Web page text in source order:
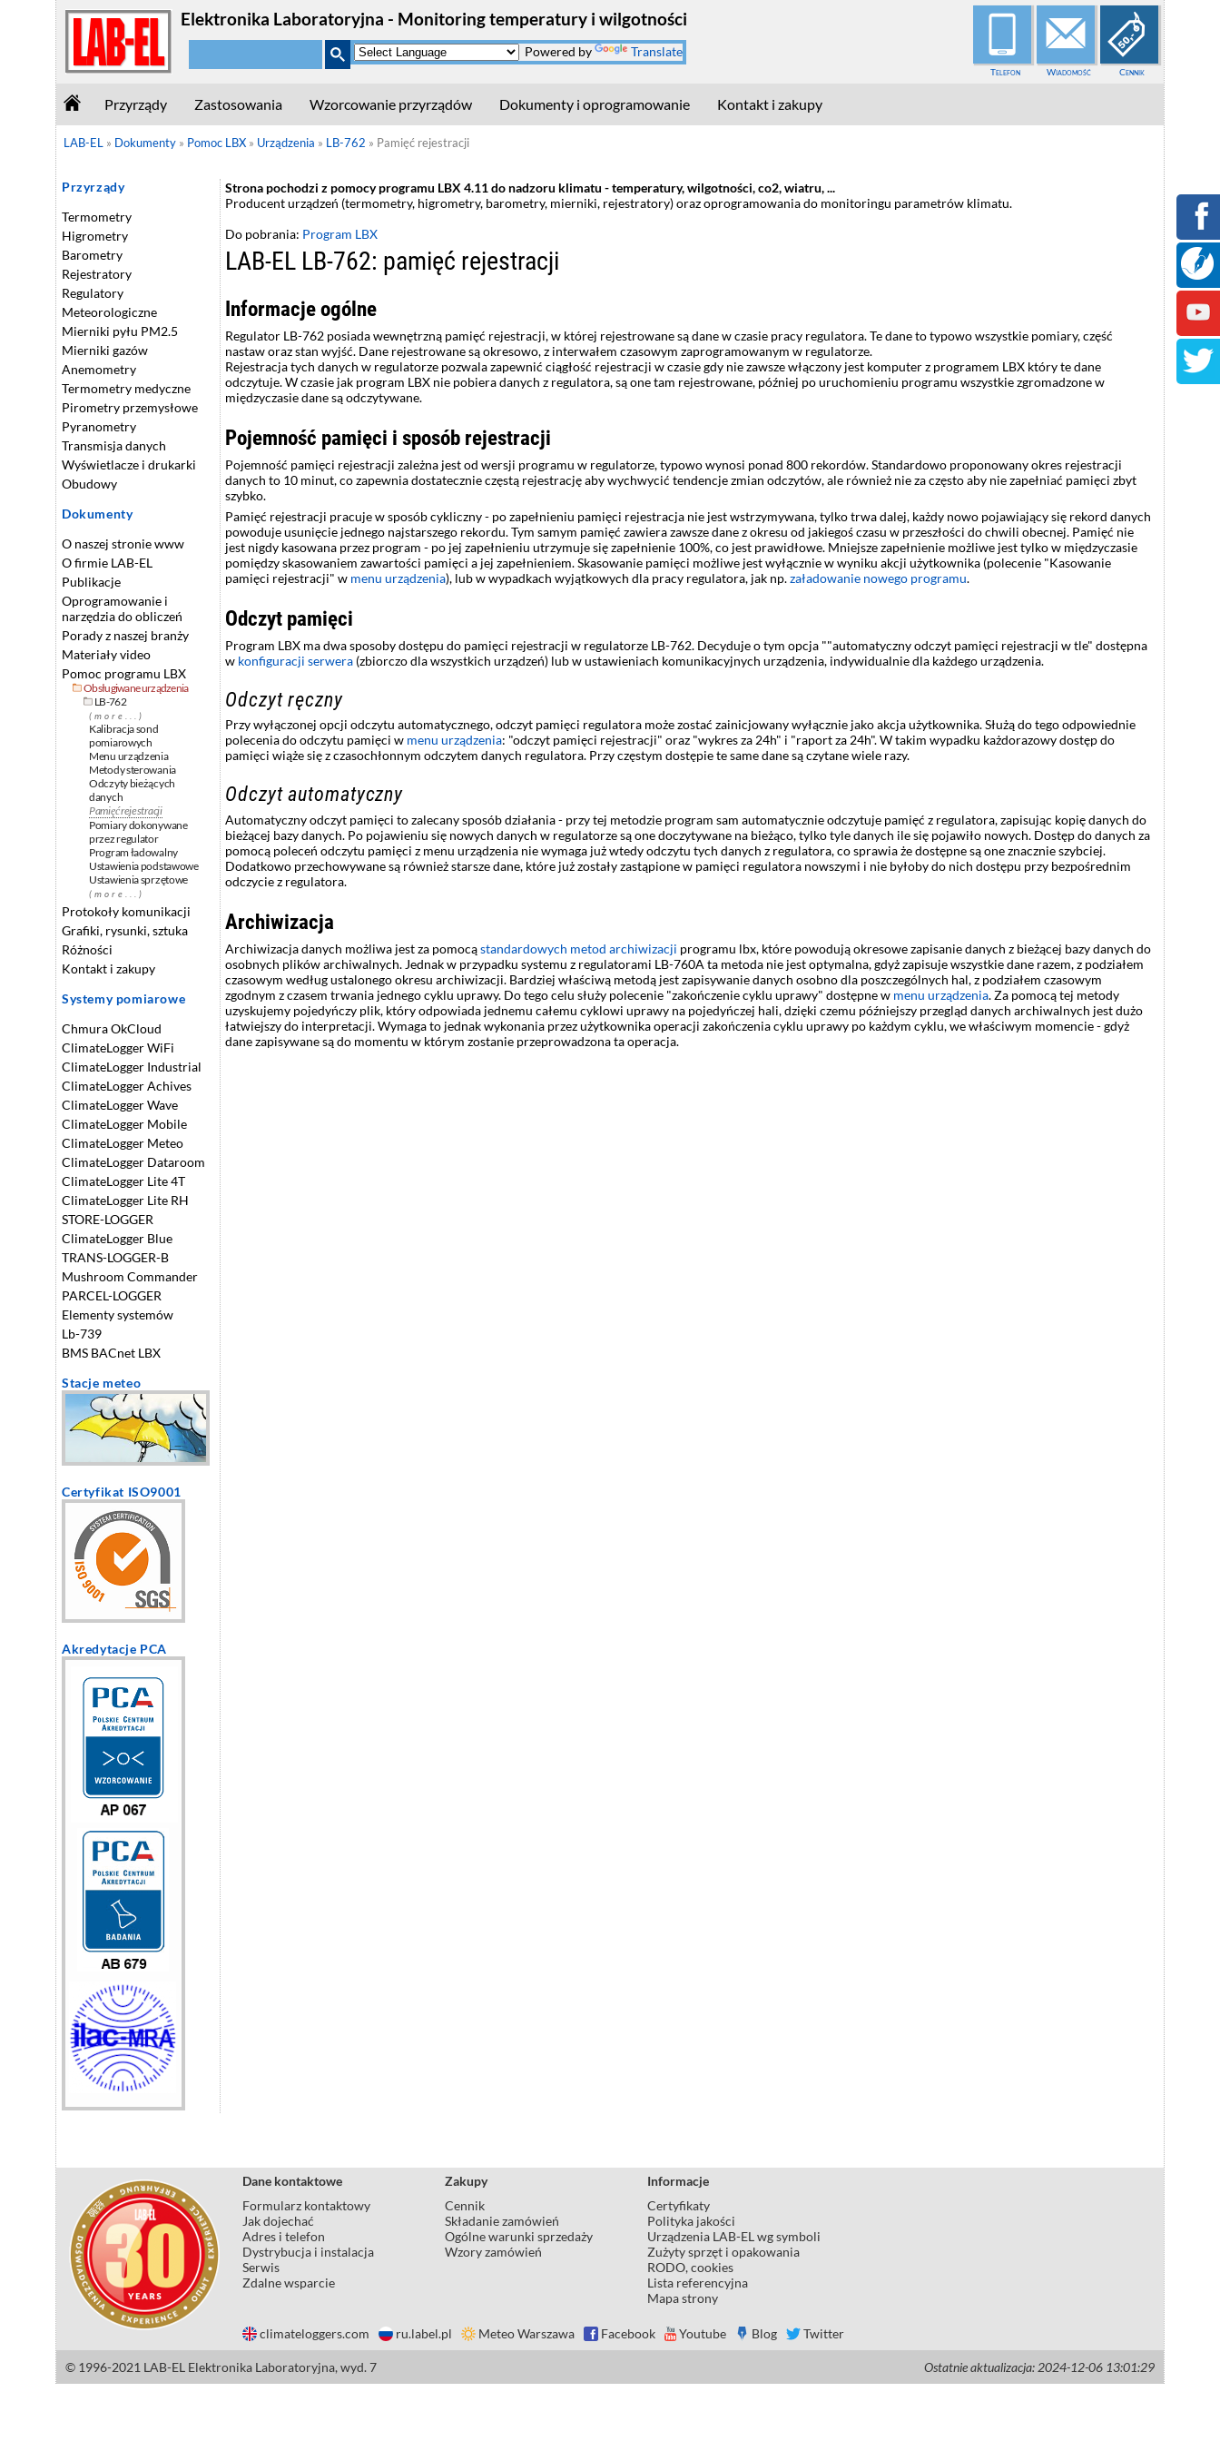
Elektronika Laboratoryjna - Monitoring temperatury i wilgotności
Powered by Translate
Telefon Wiadomość Cennik
Przyrządy Zastosowania Wzorcowanie przyrządów Dokumenty i oprogramowanie Kontakt i zakupy
LAB-EL » Dokumenty » Pomoc LBX » Urządzenia » LB-762 » Pamięć rejestracji
Przyrządy
Termometry
Higrometry
Barometry
Rejestratory
Regulatory
Meteorologiczne
Mierniki pyłu PM2.5
Mierniki gazów
Anemometry
Termometry medyczne
Pirometry przemysłowe
Pyranometry
Transmisja danych
Wyświetlacze i drukarki
Obudowy
Dokumenty
O naszej stronie www
O firmie LAB-EL
Publikacje
Oprogramowanie i
narzędzia do obliczeń
Porady z naszej branży
Materiały video
Pomoc programu LBX
Obsługiwane urządzenia
LB-762
(more...)
Kalibracja sond
pomiarowych
Menu urządzenia
Metody sterowania
Odczyty bieżących
danych
Pamięć rejestracji
Pomiary dokonywane
przez regulator
Program ładowalny
Ustawienia podstawowe
Ustawienia sprzętowe
(more...)
Protokoły komunikacji
Grafiki, rysunki, sztuka
Różności
Kontakt i zakupy
Systemy pomiarowe
Chmura OkCloud
ClimateLogger WiFi
ClimateLogger Industrial
ClimateLogger Achives
ClimateLogger Wave
ClimateLogger Mobile
ClimateLogger Meteo
ClimateLogger Dataroom
ClimateLogger Lite 4T
ClimateLogger Lite RH
STORE-LOGGER
ClimateLogger Blue
TRANS-LOGGER-B
Mushroom Commander
PARCEL-LOGGER
Elementy systemów
Lb-739
BMS BACnet LBX
Stacje meteo
Certyfikat ISO9001
Akredytacje PCA
Strona pochodzi z pomocy programu LBX 4.11 do nadzoru klimatu - temperatury, wilgotności, co2, wiatru, ...
Producent urządzeń (termometry, higrometry, barometry, mierniki, rejestratory) oraz oprogramowania do monitoringu parametrów klimatu.
Do pobrania: Program LBX
LAB-EL LB-762: pamięć rejestracji
Informacje ogólne
Regulator LB-762 posiada wewnętrzną pamięć rejestracji, w której rejestrowane są dane w czasie pracy regulatora. Te dane to typowo wszystkie pomiary, część
nastaw oraz stan wyjść. Dane rejestrowane są okresowo, z interwałem czasowym zaprogramowanym w regulatorze.
Rejestracja tych danych w regulatorze pozwala zapewnić ciągłość rejestracji w czasie gdy nie zawsze włączony jest komputer z programem LBX który te dane
odczytuje. W czasie jak program LBX nie pobiera danych z regulatora, są one tam rejestrowane, później po uruchomieniu programu wszystkie zgromadzone w
międzyczasie dane są odczytywane.
Pojemność pamięci i sposób rejestracji
Pojemność pamięci rejestracji zależna jest od wersji programu w regulatorze, typowo wynosi ponad 800 rekordów. Standardowo proponowany okres rejestracji
danych to 10 minut, co zapewnia dostatecznie częstą rejestrację aby wychwycić tendencje zmian odczytów, ale również nie za często aby nie zapełniać pamięci zbyt
szybko.
Pamięć rejestracji pracuje w sposób cykliczny - po zapełnieniu pamięci rejestracja nie jest wstrzymywana, tylko trwa dalej, każdy nowo pojawiający się rekord danych
powoduje usunięcie jednego najstarszego rekordu. Tym samym pamięć zawiera zawsze dane z okresu od jakiegoś czasu w przeszłości do chwili obecnej. Pamięć nie
jest nigdy kasowana przez program - po jej zapełnieniu utrzymuje się zapełnienie 100%, co jest prawidłowe. Mniejsze zapełnienie możliwe jest tylko w międzyczasie
pomiędzy skasowaniem zawartości pamięci a jej zapełnieniem. Skasowanie pamięci możliwe jest wyłącznie w wyniku akcji użytkownika (polecenie "Kasowanie
pamięci rejestracji" w menu urządzenia), lub w wypadkach wyjątkowych dla pracy regulatora, jak np.załadowanie nowego programu.
Odczyt pamięci
Program LBX ma dwa sposoby dostępu do pamięci rejestracji w regulatorze LB-762. Decyduje o tym opcja ""automatyczny odczyt pamięci rejestracji w tle" dostępna
w konfiguracji serwera (zbiorczo dla wszystkich urządzeń) lub w ustawieniach komunikacyjnych urządzenia, indywidualnie dla każdego urządzenia.
Odczyt ręczny
Przy wyłączonej opcji odczytu automatycznego, odczyt pamięci regulatora może zostać zainicjowany wyłącznie jako akcja użytkownika. Służą do tego odpowiednie
polecenia do odczytu pamięci w menu urządzenia: "odczyt pamięci rejestracji" oraz "wykres za 24h" i "raport za 24h". W takim wypadku każdorazowy dostęp do
pamięci wiąże się z czasochłonnym odczytem danych regulatora. Przy częstym dostępie te same dane są czytane wiele razy.
Odczyt automatyczny
Automatyczny odczyt pamięci to zalecany sposób działania - przy tej metodzie program sam automatycznie odczytuje pamięć z regulatora, zapisując kopię danych do
bieżącej bazy danych. Po pojawieniu się nowych danych w regulatorze są one doczytywane na bieżąco, tylko tyle danych ile się pojawiło nowych. Dostęp do danych za
pomocą poleceń odczytu pamięci z menu urządzenia nie wymaga już wtedy odczytu tych danych z regulatora, co sprawia że dostępne są one znacznie szybciej.
Dodatkowo przechowywane są również starsze dane, które już zostały zastąpione w pamięci regulatora nowszymi i nie byłoby do nich dostępu przy bezpośrednim
odczycie z regulatora.
Archiwizacja
Archiwizacja danych możliwa jest za pomocąstandardowych metod archiwizacji programu lbx, które powodują okresowe zapisanie danych z bieżącej bazy danych do
osobnych plików archiwalnych. Jednak w przypadku systemu z regulatorami LB-760A ta metoda nie jest optymalna, gdyż zapisuje wszystkie dane razem, z podziałem
czasowym według ustalonego okresu archiwizacji. Bardziej właściwą metodą jest zapisywanie danych osobno dla poszczególnych hal, z podziałem czasowym
zgodnym z czasem trwania jednego cyklu uprawy. Do tego celu służy polecenie "zakończenie cyklu uprawy" dostępne w menu urządzenia. Za pomocą tej metody
uzyskujemy pojedyńczy plik, który odpowiada jednemu całemu cyklowi uprawy na pojedyńczej hali, dzięki czemu późniejszy przegląd danych archiwalnych jest dużo
łatwiejszy do interpretacji. Wymaga to jednak wykonania przez użytkownika operacji zakończenia cyklu uprawy po każdym cyklu, we właściwym momencie - gdyż
dane zapisywane są do momentu w którym zostanie przeprowadzona ta operacja.
Dane kontaktowe
Formularz kontaktowy
Jak dojechać
Adres i telefon
Dystrybucja i instalacja
Serwis
Zdalne wsparcie
Zakupy
Cennik
Składanie zamówień
Ogólne warunki sprzedaży
Wzory zamówień
Informacje
Certyfikaty
Polityka jakości
Urządzenia LAB-EL wg symboli
Zużyty sprzęt i opakowania
RODO, cookies
Lista referencyjna
Mapa strony
climateloggers.com ru.label.pl Meteo Warszawa Facebook Youtube Blog Twitter
© 1996-2021 LAB-EL Elektronika Laboratoryjna, wyd. 7 Ostatnie aktualizacja: 2024-12-06 13:01:29